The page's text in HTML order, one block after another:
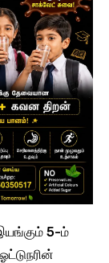
5-ம்